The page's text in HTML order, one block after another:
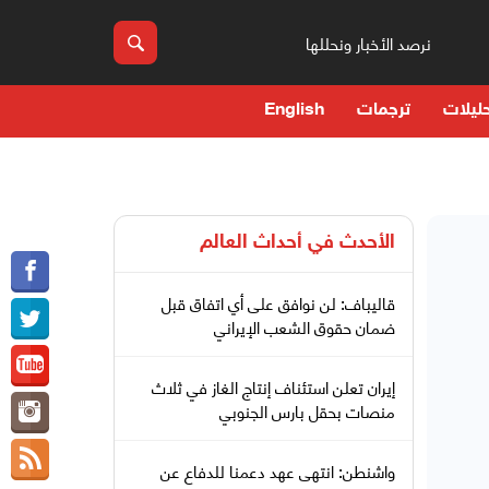
نرصد الأخبار ونحللها
ترجمات English
الأحدث في أحداث العالم
قاليباف: لن نوافق على أي اتفاق قبل
ضمان حقوق الشعب الإيراني
إيران تعلن استئناف إنتاج الغاز في ثلاث
منصات بحقل بارس الجنوبي
واشنطن: انتهى عهد دعمنا للدفاع عن